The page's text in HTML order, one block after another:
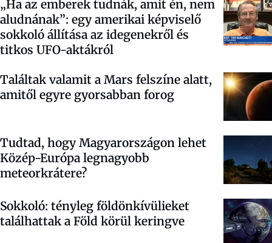
„Ha az emberek tudnák, amit én, nem
aludnának”: egy amerikai képviselő
sokkoló állítása az idegenekről és
titkos UFO-aktákról
Találtak valamit a Mars felszíne alatt,
amitől egyre gyorsabban forog
Tudtad, hogy Magyarországon lehet
Közép-Európa legnagyobb
meteorkrátere?
Sokkoló: tényleg földönkívülieket
találhattak a Föld körül keringve